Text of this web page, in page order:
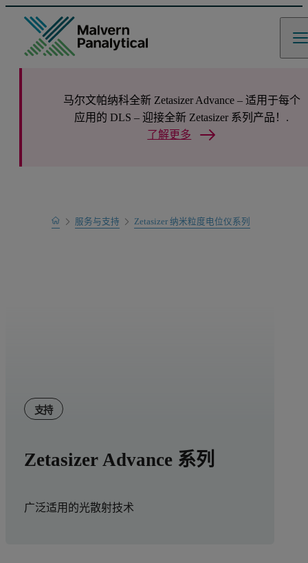
马尔文帕纳科全新 Zetasizer Advance – 适用于每个
应用的 DLS – 迎接全新 Zetasizer 系列产品！.
了解更多
Home服务与支持
产品支持
Zetasizer 纳米粒度电位仪系列
支持
Zetasizer Advance 系列
广泛适用的光散射技术